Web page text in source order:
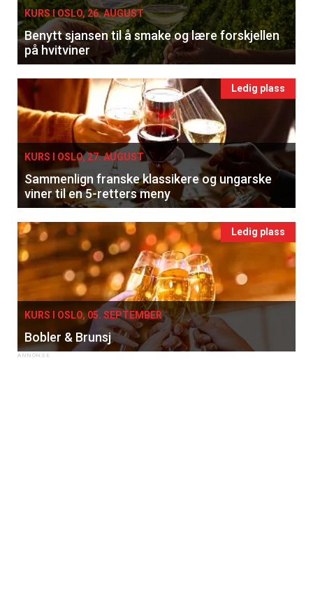
KURS I OSLO, 26. AUGUST
Benytt sjansen til å smake og lære forskjellen
på hvitviner
Ledig plass
KURS I OSLO, 27. AUGUST
Sammenlign franske klassikere og ungarske
viner til en 5-retters meny
Ledig plass
KURS I OSLO, 05. SEPTEMBER
Bobler & Brunsj